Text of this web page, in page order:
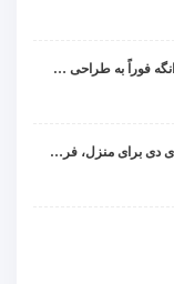
چرا کسب‌وکارهای شهرک صنعتی چهاردانگه فوراً به طراحی سایت نیاز دارند؟
بهترین ایده‌های نورپردازی دکوراتیو با ال ای دی برای منزل، فروشگاه و دفتر کار